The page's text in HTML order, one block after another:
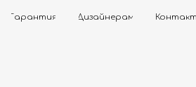
Контакты
Дизайнерам